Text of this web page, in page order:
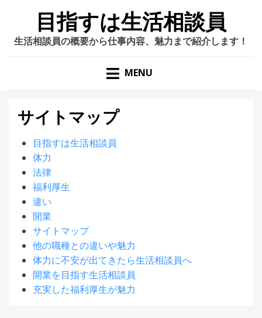
目指すは生活相談員
生活相談員の概要から仕事内容、魅力まで紹介します！
MENU
サイトマップ
目指すは生活相談員
体力
法律
福利厚生
違い
開業
サイトマップ
他の職種との違いや魅力
体力に不安が出てきたら生活相談員へ
開業を目指す生活相談員
充実した福利厚生が魅力